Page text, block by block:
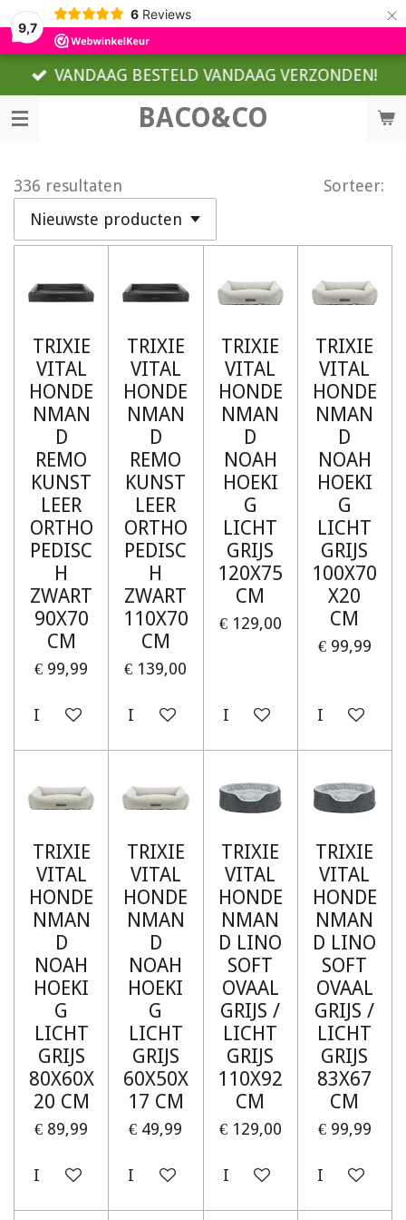
9,7
6 Reviews ×
BACO&CO
VANDAAG BESTELD VANDAAG VERZONDEN!
336 resultaten Sorteer:
TRIXIE
VITAL
HONDE
NMAN
D
REMO
KUNST
LEER
ORTHO
PEDISC
H
ZWART
90X70
CM
€ 99,99
In winkelwagen
TRIXIE
VITAL
HONDE
NMAN
D
REMO
KUNST
LEER
ORTHO
PEDISC
H
ZWART
110X70
CM
€ 139,00
In winkelwagen
TRIXIE
VITAL
HONDE
NMAN
D
NOAH
HOEKI
G
LICHT
GRIJS
120X75
CM
€ 129,00
In winkelwagen
TRIXIE
VITAL
HONDE
NMAN
D
NOAH
HOEKI
G
LICHT
GRIJS
100X70
X20
CM
€ 99,99
In
TRIXIE
VITAL
HONDE
NMAN
D
NOAH
HOEKI
G
LICHT
GRIJS
80X60X
20 CM
€ 89,99
In winkelwagen
TRIXIE
VITAL
HONDE
NMAN
D
NOAH
HOEKI
G
LICHT
GRIJS
60X50X
17 CM
€ 49,99
In winkelwagen
TRIXIE
VITAL
HONDE
NMAN
D LINO
SOFT
OVAAL
GRIJS /
LICHT
GRIJS
110X92
CM
€ 129,00
In winkelwagen
TRIXIE
VITAL
HONDE
NMAN
D LINO
SOFT
OVAAL
GRIJS /
LICHT
GRIJS
83X67
CM
€ 99,99
In